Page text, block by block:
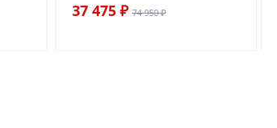
37 475 ₽ 74 950 ₽